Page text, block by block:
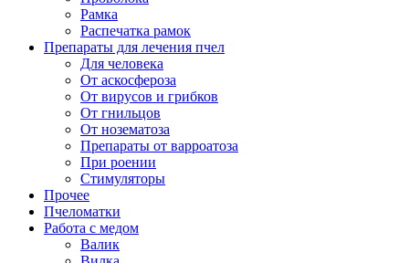
Рамка
Распечатка рамок
Препараты для лечения пчел
Для человека
От аскосфероза
От вирусов и грибков
От гнильцов
От нозематоза
Препараты от варроатоза
При роении
Стимуляторы
Прочее
Пчеломатки
Работа с медом
Валик